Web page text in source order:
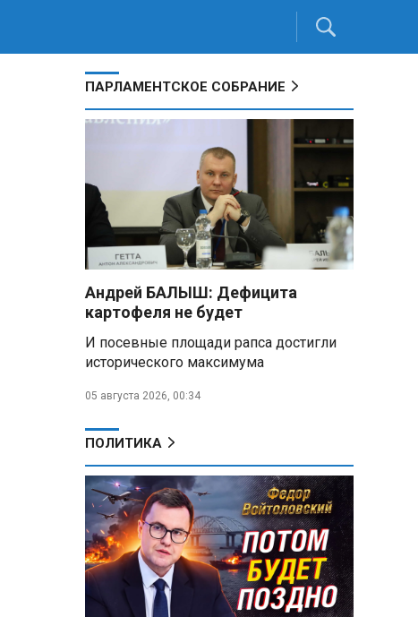
ПАРЛАМЕНТСКОЕ СОБРАНИЕ
Андрей БАЛЫШ: Дефицита
картофеля не будет
И посевные площади рапса достигли
исторического максимума
05 августа 2026, 00:34
ПОЛИТИКА